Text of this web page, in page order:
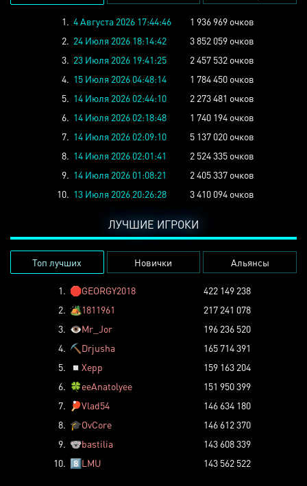
1. 4 Августа 2026 17:44:46
1 936 969 очков
2. 24 Июля 2026 18:14:42
3 852 059 очков
3. 23 Июля 2026 19:41:25
2 457 532 очков
4. 15 Июля 2026 04:48:14
1 784 450 очков
5. 14 Июля 2026 02:44:10
2 273 481 очков
6. 14 Июля 2026 02:18:48
1 740 194 очков
7. 14 Июля 2026 02:09:10
5 137 020 очков
8. 14 Июля 2026 02:01:41
2 524 335 очков
9. 14 Июля 2026 01:08:21
2 405 337 очков
10. 13 Июля 2026 20:26:28 3 410 094 очков
ЛУЧШИЕ ИГРОКИ
Топ лучших Новички Альянсы
1. 🛑GEORGY2018
422 149 238
2. 🏕️1811961
217 241 078
3. 👁️Mr_Jor
196 236 520
4. ⛏️ Drjusha
165 714 391
5.
◽ Xepp
159 163 204
6. 🍀eeAnatolyee
151 950 399
7.
🏓Vlad54
146 634 180
8. 🎓OvCore
146 612 370
9. 🐨bastilia
143 608 339
10. 8️⃣LMU 143 562 522